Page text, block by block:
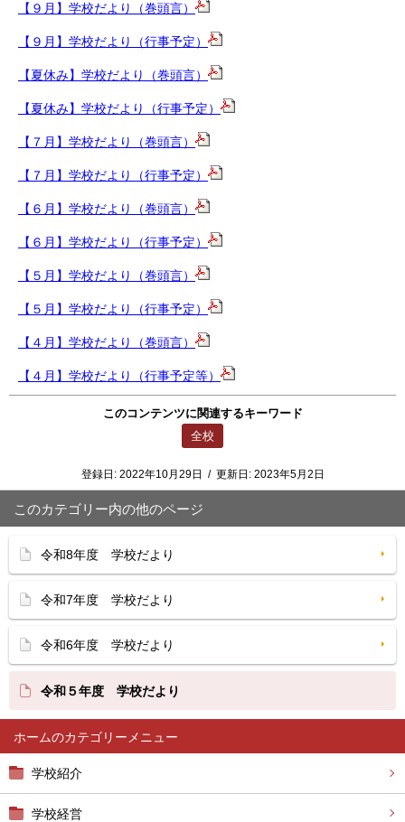
ホーム
学校紹介
学校経営
【９月】学校だより（巻頭言）
【９月】学校だより（行事予定）
【夏休み】学校だより（巻頭言）
【夏休み】学校だより（行事予定）
【７月】学校だより（巻頭言）
【７月】学校だより（行事予定）
【６月】学校だより（巻頭言）
【６月】学校だより（行事予定）
【５月】学校だより（巻頭言）
【５月】学校だより（行事予定）
【４月】学校だより（巻頭言）
【４月】学校だより（行事予定等）
このコンテンツに関連するキーワード
全校
登録日: 2022年10月29日 / 更新日: 2023年5月2日
このカテゴリー内の他のページ
令和8年度 学校だより
令和7年度 学校だより
令和6年度 学校だより
令和５年度 学校だより